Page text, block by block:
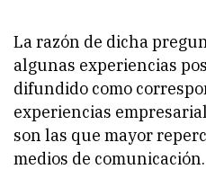
La razón de dicha
algunas experiencias
difundido como
experiencias
son las que mayor
medios de comunicación.